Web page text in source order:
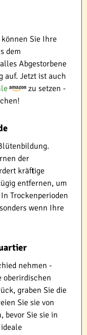
Sie Ihre
dem
Abgestorbene
auf. Jetzt ist auch
zu setzen -
der
kräftige
entfernen, um
Trockenperioden
wenn Ihre
nehmen -
oberirdischen
graben Sie die
Sie sie von
bevor Sie sie in